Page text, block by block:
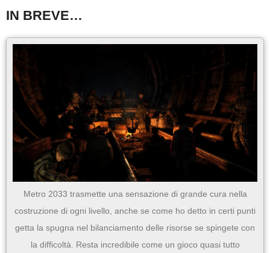
IN BREVE…
Metro 2033 trasmette una sensazione di grande cura nella
costruzione di ogni livello, anche se come ho detto in certi punti
getta la spugna nel bilanciamento delle risorse se spingete con
la difficoltà. Resta incredibile come un gioco quasi tutto